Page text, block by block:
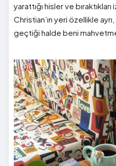
yarattığı hisler ve
Christian’ın yeri özellikle
geçtiği halde beni